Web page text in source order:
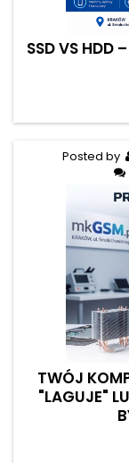
SSD VS HDD
Posted by
TWÓJ
"LAGUJE"